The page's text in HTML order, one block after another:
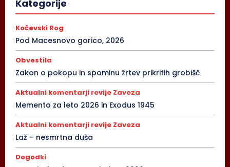
Kategorije
Kočevski Rog
Pod Macesnovo gorico, 2026
Obvestila
Zakon o pokopu in spominu žrtev prikritih grobišč
Aktualni komentarji revije Zaveza
Memento za leto 2026 in Exodus 1945
Aktualni komentarji revije Zaveza
Laž – nesmrtna duša
Dogodki